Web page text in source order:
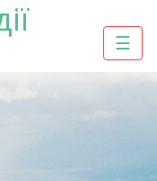
☰